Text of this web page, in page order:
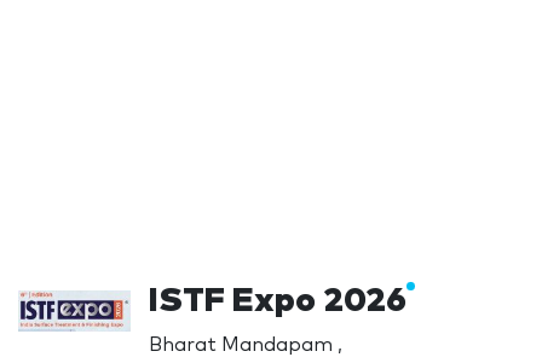
ISTF Expo 2026
Bharat Mandapam ,